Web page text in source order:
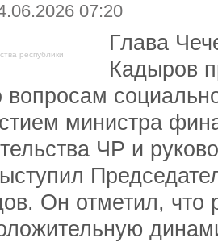
07:20
республики
Глава
Кадыров
министра
ЧР и
Он отметил, что